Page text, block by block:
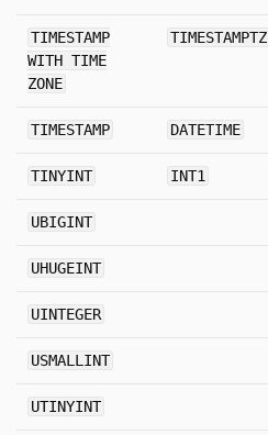
DuckDB的SQL方言
示例
扩展
指南
开发
内部结构
Media
FAQ
TIMESTAMP
WITH TIME
ZONE
TIMESTAMPTZ
TIMESTAMP DATETIME
TINYINT INT1
UBIGINT
UHUGEINT
UINTEGER
USMALLINT
UTINYINT